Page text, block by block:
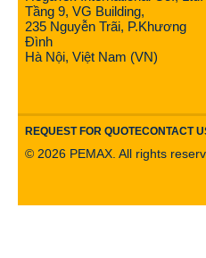
Tầng 9, VG Building,
235 Nguyễn Trãi, P.Khương
Đình
Hà Nội, Việt Nam (VN)
REQUEST FOR QUOTECONTACT
© 2026 PEMAX. All rights